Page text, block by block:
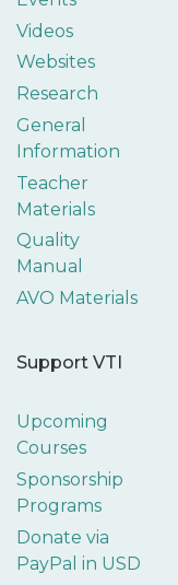
Videos
Websites
Research
General
Information
Teacher
Materials
Quality
Manual
AVO Materials
Support VTI
Upcoming
Courses
Sponsorship
Programs
Donate via
PayPal in USD